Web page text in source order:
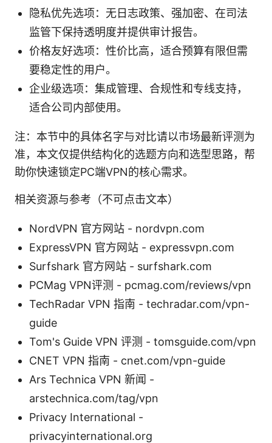
隐私优先选项：无日志政策、强加密、在司法
监管下保持透明度并提供审计报告。
价格友好选项：性价比高，适合预算有限但需
要稳定性的用户。
企业级选项：集成管理、合规性和专线支持，
适合公司内部使用。
注：本节中的具体名字与对比请以市场最新评测为
准，本文仅提供结构化的选题方向和选型思路，帮
助你快速锁定PC端VPN的核心需求。
相关资源与参考（不可点击文本）
NordVPN 官方网站 - nordvpn.com
ExpressVPN 官方网站 - expressvpn.com
Surfshark 官方网站 - surfshark.com
PCMag VPN评测 - pcmag.com/reviews/vpn
TechRadar VPN 指南 - techradar.com/vpn-
guide
Tom's Guide VPN 评测 - tomsguide.com/vpn
CNET VPN 指南 - cnet.com/vpn-guide
Ars Technica VPN 新闻 -
arstechnica.com/tag/vpn
Privacy International -
privacyinternational.org